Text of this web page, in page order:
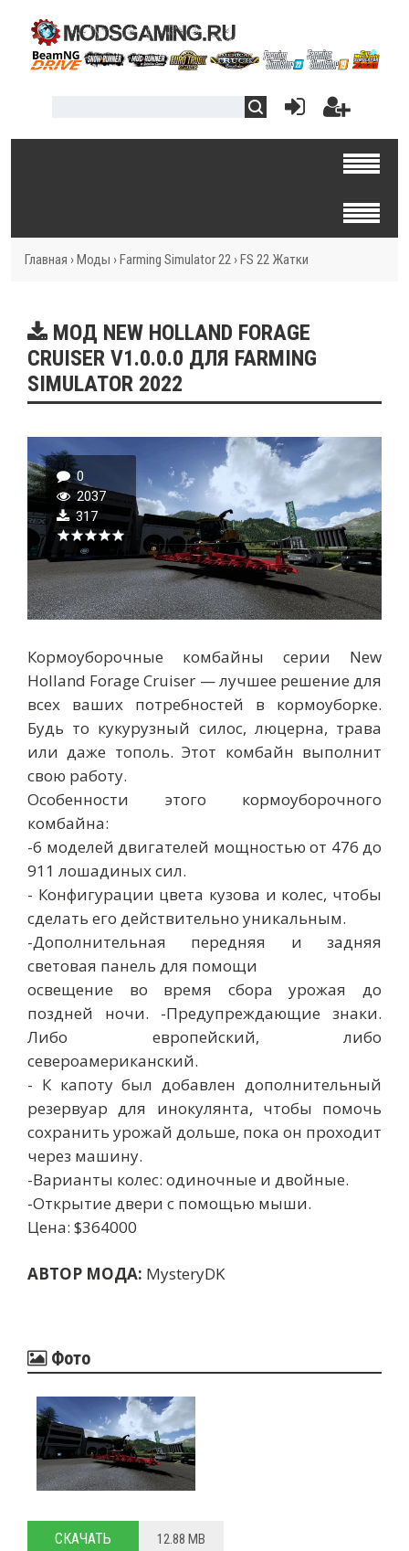
Главная › Моды › Farming Simulator 22 › FS 22 Жатки
MOД NEW HOLLAND FORAGE
CRUISER V1.0.0.0 ДЛЯ FARMING
SIMULATOR 2022
0
2037
317
Кормоуборочные комбайны серии New
Holland Forage Cruiser — лучшее решение для
всех ваших потребностей в кормоуборке.
Будь то кукурузный силос, люцерна, трава
или даже тополь. Этот комбайн выполнит
свою работу.
Особенности этого кормоуборочного
комбайна:
-6 моделей двигателей мощностью от 476 до
911 лошадиных сил.
- Конфигурации цвета кузова и колес, чтобы
сделать его действительно уникальным.
-Дополнительная передняя и задняя
световая панель для помощи
освещение во время сбора урожая до
поздней ночи. -Предупреждающие знаки.
Либо европейский, либо
североамериканский.
- К капоту был добавлен дополнительный
резервуар для инокулянта, чтобы помочь
сохранить урожай дольше, пока он проходит
через машину.
-Варианты колес: одиночные и двойные.
-Открытие двери с помощью мыши.
Цена: $364000
АВТОР МОДА: MysteryDK
Фото
СКАЧАТЬ 12.88 MB